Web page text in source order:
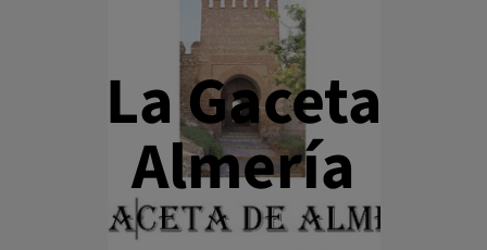
La Gaceta
Almería